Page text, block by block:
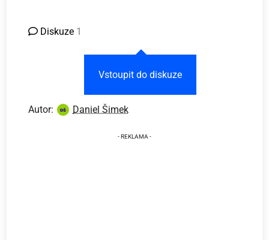
Diskuze 1
Vstoupit do diskuze
Autor: Daniel Šimek